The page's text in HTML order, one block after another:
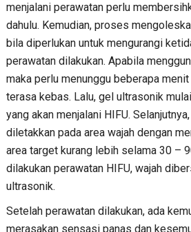
menjalani perawatan perlu
dahulu. Kemudian, proses
bila diperlukan untuk mengurangi
perawatan dilakukan. Apabila
maka perlu menunggu beberapa
terasa kebas. Lalu, gel ultrasonik
yang akan menjalani HIFU.
diletakkan pada area wajah dengan
area target kurang lebih selama 30 –
dilakukan perawatan HIFU, wajah
ultrasonik.
Setelah perawatan dilakukan, ada
merasakan sensasi panas dan